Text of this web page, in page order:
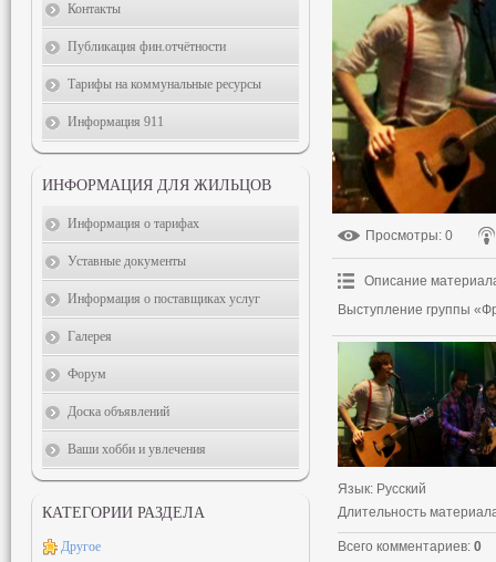
Просмотры: 0
Описание
Выступление группы
Язык: Русский
Длительность
Всего комментариев: 0
Контакты
Публикация фин.отчётности
Тарифы на коммунальные ресурсы
Информация 911
ИНФОРМАЦИЯ ДЛЯ ЖИЛЬЦОВ
Информация о тарифах
Уставные документы
Информация о поставщиках услуг
Галерея
Форум
Доска объявлений
Ваши хобби и увлечения
КАТЕГОРИИ РАЗДЕЛА
Другое